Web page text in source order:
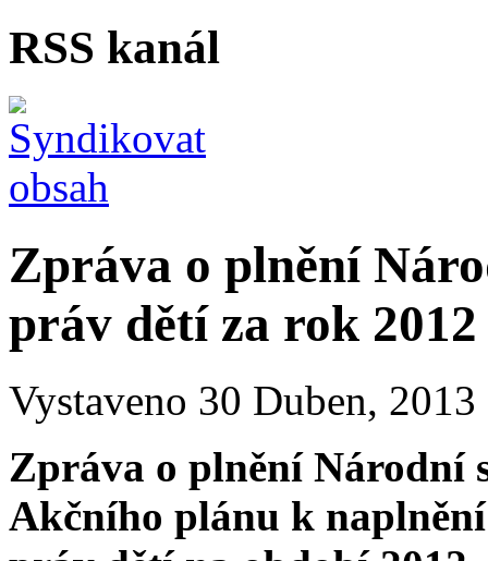
RSS kanál
Zpráva o plnění
práv dětí za rok 2012
Vystaveno 30 Duben,
Zpráva o plnění Národní
Akčního plánu k